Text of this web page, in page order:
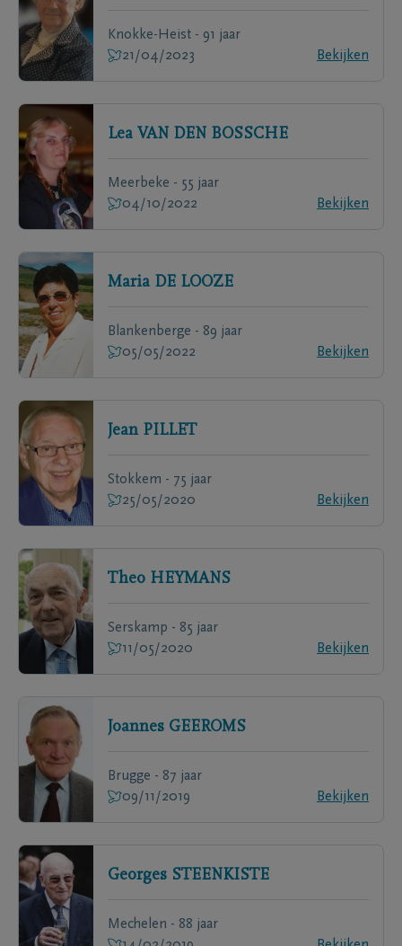
Knokke-Heist - 91 jaar
21/04/2023
Bekijken
Lea VAN DEN BOSSCHE
Meerbeke - 55 jaar
04/10/2022
Bekijken
Maria DE LOOZE
Blankenberge - 89 jaar
05/05/2022
Bekijken
Jean PILLET
Stokkem - 75 jaar
25/05/2020
Bekijken
Theo HEYMANS
Serskamp - 85 jaar
11/05/2020
Bekijken
Joannes GEEROMS
Brugge - 87 jaar
09/11/2019
Bekijken
Georges STEENKISTE
Mechelen - 88 jaar